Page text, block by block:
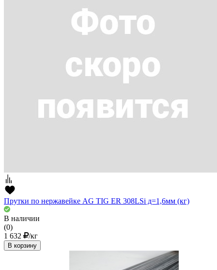
Прутки по нержавейке AG TIG ER 308LSi д=1,6мм (кг)
В наличии
(0)
1 632
/кг
В корзину